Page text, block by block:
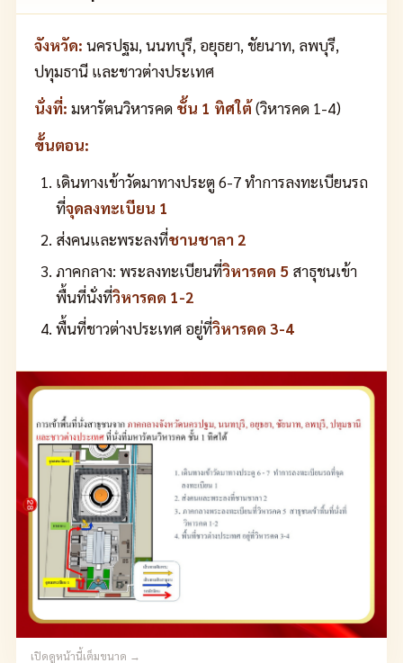
จังหวัด: นครปฐม, นนทบุรี, อยุธยา, ชัยนาท, ลพบุรี,
ปทุมธานี และชาวต่างประเทศ
นั่งที่: มหารัตนวิหารคด ชั้น 1 ทิศใต้(วิหารคด 1-4)
ขั้นตอน:
เดินทางเข้าวัดมาทางประตู 6-7 ทำการลงทะเบียนรถ
ที่จุดลงทะเบียน 1
ส่งคนและพระลงที่ชานชาลา 2
ภาคกลาง: พระลงทะเบียนที่วิหารคด 5 สาธุชนเข้า
พื้นที่นั่งที่วิหารคด 1-2
พื้นที่ชาวต่างประเทศ อยู่ที่วิหารคด 3-4
เปิดดูหน้านี้เต็มขนาด →